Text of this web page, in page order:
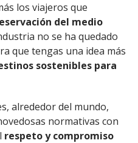
los viajeros que
del medio
no se ha quedado
que tengas una idea más
sostenibles para
alrededor del mundo,
normativas con
respeto y compromiso